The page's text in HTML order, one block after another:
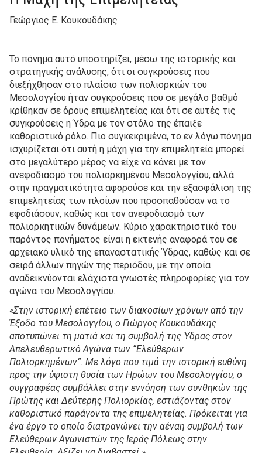
Γεώργιος Ε. Κουκουδάκης
To πόνημα αυτό υποστηρίζει, μέσω της ιστορικής και
στρατηγικής ανάλυσης, ότι οι συγκρούσεις που
διεξήχθησαν στο πλαίσιο των πολιορκιών του
Μεσολογγίου ήταν συγκρούσεις που σε μεγάλο βαθμό
κρίθηκαν σε όρους επιμελητείας και ότι σε αυτές τις
συγκρούσεις η Ύδρα με τον στόλο της έπαιξε
καθοριστικό ρόλο. Πιο συγκεκριμένα, το εν λόγω πόνημα
ισχυρίζεται ότι αυτή η μάχη για την επιμελητεία μπορεί
στο μεγαλύτερο μέρος να είχε να κάνει με τον
ανεφοδιασμό του πολιορκημένου Μεσολογγίου, αλλά
στην πραγματικότητα αφορούσε και την εξασφάλιση της
επιμελητείας των πλοίων που προσπαθούσαν να το
εφοδιάσουν, καθώς και τον ανεφοδιασμό των
πολιορκητικών δυνάμεων. Κύριο χαρακτηριστικό του
παρόντος πονήματος είναι η εκτενής αναφορά του σε
αρχειακό υλικό της επαναστατικής Ύδρας, καθώς και σε
σειρά άλλων πηγών της περιόδου, με την οποία
αναδεικνύονται ελάχιστα γνωστές πληροφορίες για τον
αγώνα του Μεσολογγίου.
«Στην ιστορική επέτειο των διακοσίων χρόνων από την
Έξοδο του Μεσολογγίου, ο Γιώργος Κουκουδάκης
αποτυπώνει τη ματιά και τη συμβολή της Ύδρας στον
Απελευθερωτικό Αγώνα των “Ελεύθερων
Πολιορκημένων”. Με λόγο που τιμά την ιστορική ευθύνη
προς την ύψιστη θυσία των Ηρώων του Μεσολογγίου, ο
συγγραφέας συμβάλλει στην εννόηση των συνθηκών της
Πρώτης και Δεύτερης Πολιορκίας, εστιάζοντας στον
καθοριστικό παράγοντα της επιμελητείας. Πρόκειται για
ένα έργο το οποίο διατρανώνει την αέναη συμβολή των
Ελεύθερων Αγωνιστών της Ιεράς Πόλεως στην